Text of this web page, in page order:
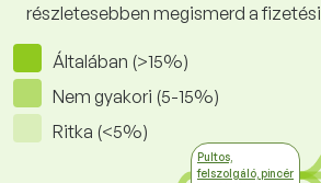
részletesebben megismerd a
Általában (>15%)
Nem gyakori (5-15%)
Ritka (<5%)
Pultos,
felszolgáló, pincér